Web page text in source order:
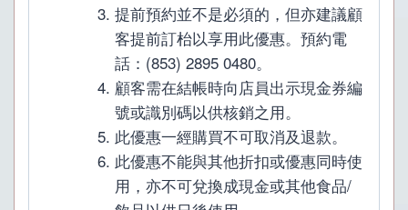
提前預約並不是必須的，但亦建議顧
客提前訂枱以享用此優惠。預約電
話：(853) 2895 0480。
顧客需在結帳時向店員出示現金券編
號或識別碼以供核銷之用。
此優惠一經購買不可取消及退款。
此優惠不能與其他折扣或優惠同時使
用，亦不可兌換成現金或其他食品/